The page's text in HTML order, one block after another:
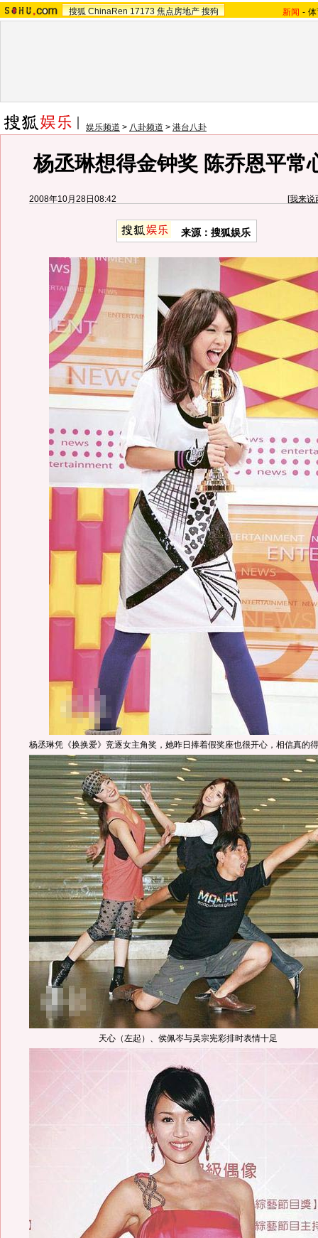
搜狐 ChinaRen 17173 焦点房地产 搜狗 新闻 -
娱乐频道 > 八卦频道 > 港台八卦
杨丞琳想得金钟奖 陈乔恩平常
2008年10月28日08:42 [我来说
来源：搜狐娱乐
杨丞琳凭《换换爱》竞逐女主角奖，她昨日捧着假奖座也很开心，相信真的
天心（左起）、侯佩岑与吴宗宪彩排时表情十足